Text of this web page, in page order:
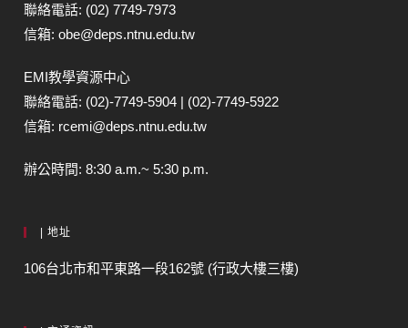
聯絡電話: (02) 7749-7973
信箱: obe@deps.ntnu.edu.tw
EMI教學資源中心
聯絡電話: (02)-7749-5904 | (02)-7749-5922
信箱: rcemi@deps.ntnu.edu.tw
辦公時間: 8:30 a.m.~ 5:30 p.m.
| 地址
106台北市和平東路一段162號 (行政大樓三樓)